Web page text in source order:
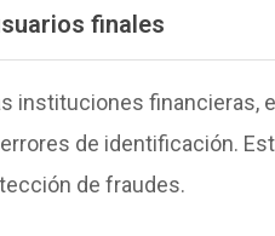
finales
instituciones financieras,
de identificación.
de fraudes.